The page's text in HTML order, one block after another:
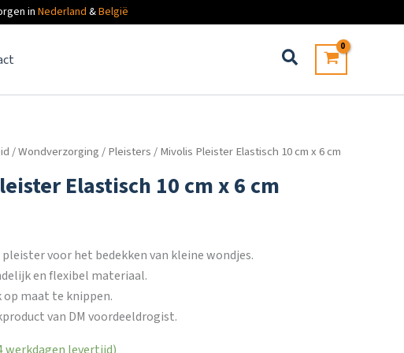
inNederland &België
/Wondverzorging/Pleisters/ Mivolis Pleister Elastisch 10 cm x 6 cm
Elastisch 10 cm x 6 cm
voor het bedekken van kleine wondjes.
en flexibel materiaal.
op maat te knippen.
van DM voordeeldrogist.